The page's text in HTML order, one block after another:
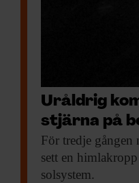
Uråldrig
stjärna på
För tredje gången
sett en
solsystem.